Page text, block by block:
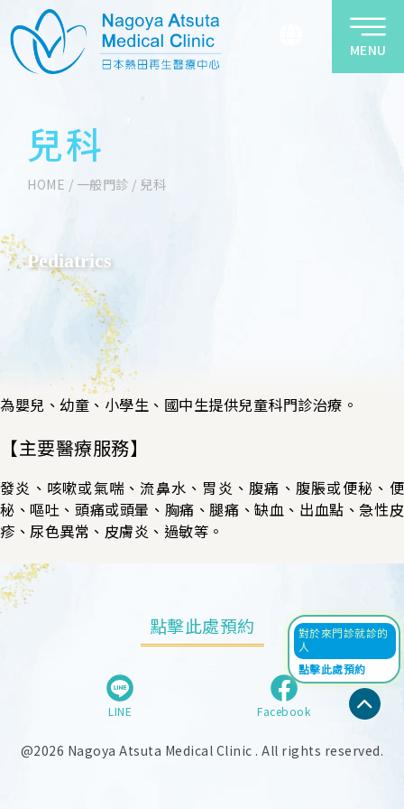
MENU
兒科
Pediatrics
HOME / 一般門診 / 兒科
為嬰兒、幼童、小學生、國中生提供兒童科門診治療。
【主要醫療服務】
發炎、咳嗽或氣喘、流鼻水、胃炎、腹痛、腹脹或便秘、便
秘、嘔吐、頭痛或頭暈、胸痛、腿痛、缺血、出血點、急性皮
疹、尿色異常、皮膚炎、過敏等。
點擊此處預約
對於來門診就診的
人
點擊此處預約
LINE Facebook
@2026 Nagoya Atsuta Medical Clinic . All rights reserved.